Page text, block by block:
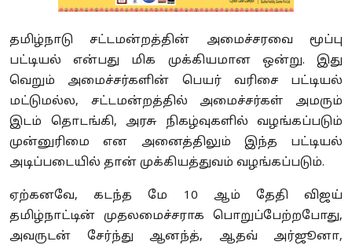
தமிழ்நாடு சட்டமன்றத்தின் அமைச்சரவை மூப்பு
பட்டியல் என்பது மிக முக்கியமான ஒன்று. இது
வெறும் அமைச்சர்களின் பெயர் வரிசை பட்டியல்
மட்டுமல்ல, சட்டமன்றத்தில் அமைச்சர்கள் அமரும்
இடம் தொடங்கி, அரசு நிகழ்வுகளில் வழங்கப்படும்
முன்னுரிமை என அனைத்திலும் இந்த பட்டியல்
அடிப்படையில் தான் முக்கியத்துவம் வழங்கப்படும்.
ஏற்கனவே, கடந்த மே 10 ஆம் தேதி விஜய்
தமிழ்நாட்டின் முதலமைச்சராக பொறுப்பேற்றபோது,
அவருடன் சேர்ந்து ஆனந்த், ஆதவ் அர்ஜூனா,